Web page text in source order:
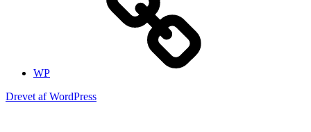
WP
Drevet af WordPress